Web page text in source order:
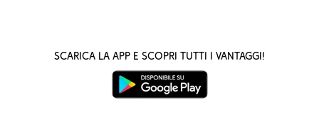
Scarica la App e scopri tutti i vantaggi!